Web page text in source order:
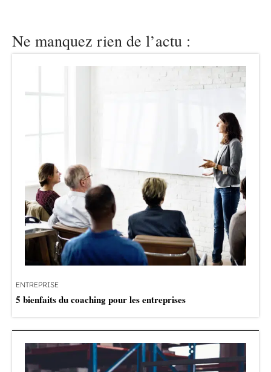
Ne manquez rien de l’actu :
ENTREPRISE
5 bienfaits du coaching pour les entreprises